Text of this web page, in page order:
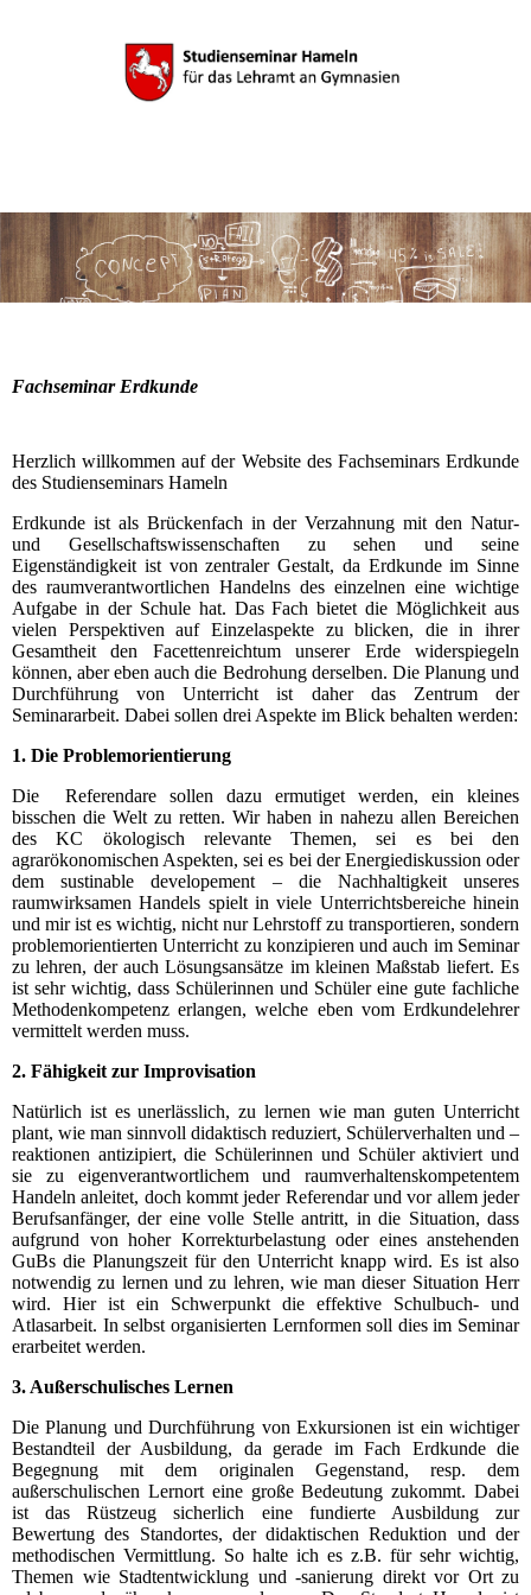
Fachseminar Erdkunde
Herzlich willkommen auf der Website des Fachseminars Erdkunde
des Studienseminars Hameln
Erdkunde ist als Brückenfach in der Verzahnung mit den Natur-
und Gesellschaftswissenschaften zu sehen und seine
Eigenständigkeit ist von zentraler Gestalt, da Erdkunde im Sinne
des raumverantwortlichen Handelns des einzelnen eine wichtige
Aufgabe in der Schule hat. Das Fach bietet die Möglichkeit aus
vielen Perspektiven auf Einzelaspekte zu blicken, die in ihrer
Gesamtheit den Facettenreichtum unserer Erde widerspiegeln
können, aber eben auch die Bedrohung derselben. Die Planung und
Durchführung von Unterricht ist daher das Zentrum der
Seminararbeit. Dabei sollen drei Aspekte im Blick behalten werden:
1. Die Problemorientierung
Die Referendare sollen dazu ermutiget werden, ein kleines
bisschen die Welt zu retten. Wir haben in nahezu allen Bereichen
des KC ökologisch relevante Themen, sei es bei den
agrarökonomischen Aspekten, sei es bei der Energiediskussion oder
dem sustinable developement – die Nachhaltigkeit unseres
raumwirksamen Handels spielt in viele Unterrichtsbereiche hinein
und mir ist es wichtig, nicht nur Lehrstoff zu transportieren, sondern
problemorientierten Unterricht zu konzipieren und auch im Seminar
zu lehren, der auch Lösungsansätze im kleinen Maßstab liefert. Es
ist sehr wichtig, dass Schülerinnen und Schüler eine gute fachliche
Methodenkompetenz erlangen, welche eben vom Erdkundelehrer
vermittelt werden muss.
2. Fähigkeit zur Improvisation
Natürlich ist es unerlässlich, zu lernen wie man guten Unterricht
plant, wie man sinnvoll didaktisch reduziert, Schülerverhalten und –
reaktionen antizipiert, die Schülerinnen und Schüler aktiviert und
sie zu eigenverantwortlichem und raumverhaltenskompetentem
Handeln anleitet, doch kommt jeder Referendar und vor allem jeder
Berufsanfänger, der eine volle Stelle antritt, in die Situation, dass
aufgrund von hoher Korrekturbelastung oder eines anstehenden
GuBs die Planungszeit für den Unterricht knapp wird. Es ist also
notwendig zu lernen und zu lehren, wie man dieser Situation Herr
wird. Hier ist ein Schwerpunkt die effektive Schulbuch- und
Atlasarbeit. In selbst organisierten Lernformen soll dies im Seminar
erarbeitet werden.
3. Außerschulisches Lernen
Die Planung und Durchführung von Exkursionen ist ein wichtiger
Bestandteil der Ausbildung, da gerade im Fach Erdkunde die
Begegnung mit dem originalen Gegenstand, resp. dem
außerschulischen Lernort eine große Bedeutung zukommt. Dabei
ist das Rüstzeug sicherlich eine fundierte Ausbildung zur
Bewertung des Standortes, der didaktischen Reduktion und der
methodischen Vermittlung. So halte ich es z.B. für sehr wichtig,
Themen wie Stadtentwicklung und -sanierung direkt vor Ort zu